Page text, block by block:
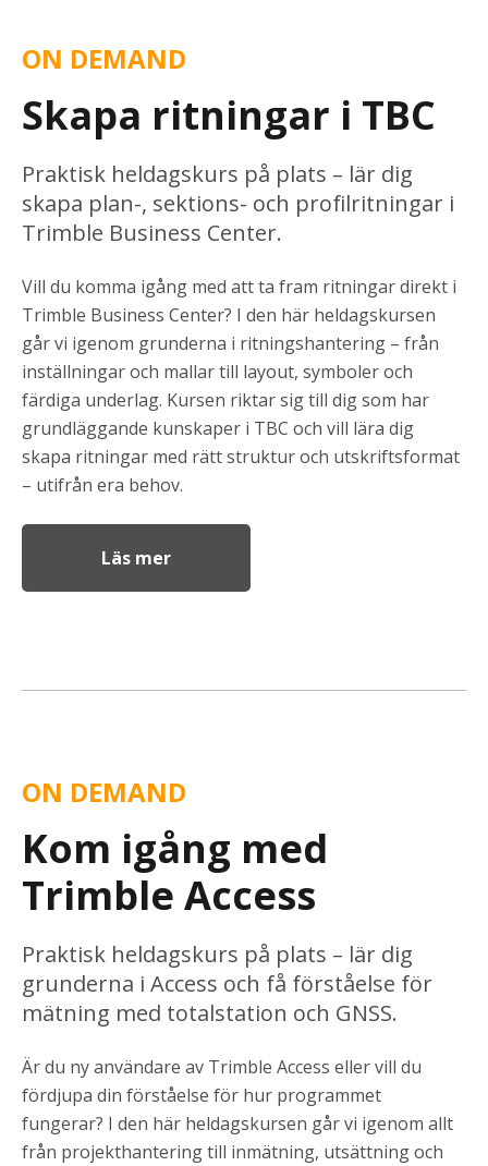
ON DEMAND
Skapa ritningar i TBC
Praktisk heldagskurs på plats – lär dig
skapa plan-, sektions- och profilritningar i
Trimble Business Center.
Vill du komma igång med att ta fram ritningar direkt i
Trimble Business Center? I den här heldagskursen
går vi igenom grunderna i ritningshantering – från
inställningar och mallar till layout, symboler och
färdiga underlag. Kursen riktar sig till dig som har
grundläggande kunskaper i TBC och vill lära dig
skapa ritningar med rätt struktur och utskriftsformat
– utifrån era behov.
Läs mer
ON DEMAND
Kom igång med
Trimble Access
Praktisk heldagskurs på plats – lär dig
grunderna i Access och få förståelse för
mätning med totalstation och GNSS.
Är du ny användare av Trimble Access eller vill du
fördjupa din förståelse för hur programmet
fungerar? I den här heldagskursen går vi igenom allt
från projekthantering till inmätning, utsättning och